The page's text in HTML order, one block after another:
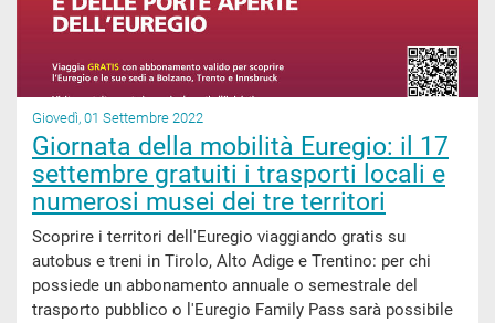
Giovedì, 01 Settembre 2022
Giornata della mobilità Euregio: il 17
settembre gratuiti i trasporti locali e
numerosi musei dei tre territori
Scoprire i territori dell'Euregio viaggiando gratis su
autobus e treni in Tirolo, Alto Adige e Trentino: per chi
possiede un abbonamento annuale o semestrale del
trasporto pubblico o l'Euregio Family Pass sarà possibile